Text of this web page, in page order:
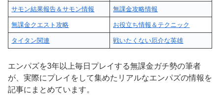
サモン結果報告＆サモン情報 無課金攻略情報
無課金クエスト攻略 お役立ち情報＆テクニック
タイタン関連 戦いたくない厄介な英雄
エンパズを3年以上毎日プレイする無課金ガチ勢の筆者
が、実際にプレイをして集めたリアルなエンパズの情報を
記事にまとめています。